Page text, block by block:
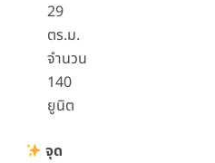
29
ตร.ม.
จำนวน
140
ยูนิต
จุด